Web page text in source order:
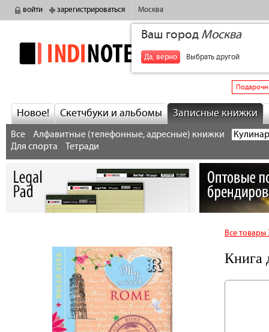
войти зарегистрироваться Москва
Ваш город Москва
Да, верно Выбрать другой
indinotes
Новое! Скетчбуки и альбомы Записные книжки
Все Алфавитные (телефонные, адресные) книжки
Для спорта
Тетради
Все товары
Книга